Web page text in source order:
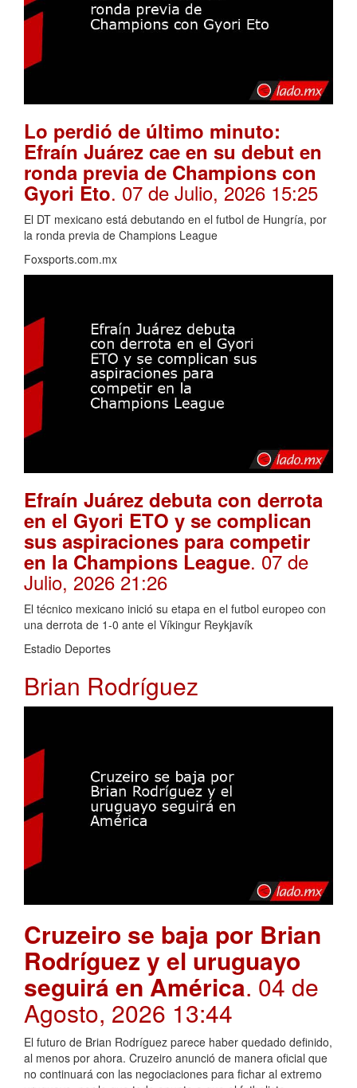
Lo perdió de último minuto:
Efraín Juárez cae en su debut en
ronda previa de Champions con
Gyori Eto. 07 de Julio, 2026 15:25
El DT mexicano está debutando en el futbol de Hungría, por
la ronda previa de Champions League
Foxsports.com.mx
Efraín Juárez debuta con derrota
en el Gyori ETO y se complican
sus aspiraciones para competir
en la Champions League. 07 de
Julio, 2026 21:26
El técnico mexicano inició su etapa en el futbol europeo con
una derrota de 1-0 ante el Víkingur Reykjavík
Estadio Deportes
Brian Rodríguez
Cruzeiro se baja por Brian
Rodríguez y el uruguayo
seguirá en América. 04 de
Agosto, 2026 13:44
El futuro de Brian Rodríguez parece haber quedado definido,
al menos por ahora. Cruzeiro anunció de manera oficial que
no continuará con las negociaciones para fichar al extremo